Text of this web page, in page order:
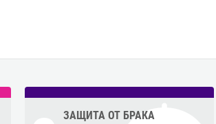
ЗАЩИТА ОТ БРАКА